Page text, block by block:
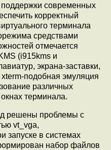
поддержки современных
корректный
терминала
средствами
отмечается
(i915kms и
экрана-заставки,
подобная эмуляция
различных
терминала.
решены проблемы с
vt_vga,
запуске в системах
набор файлов